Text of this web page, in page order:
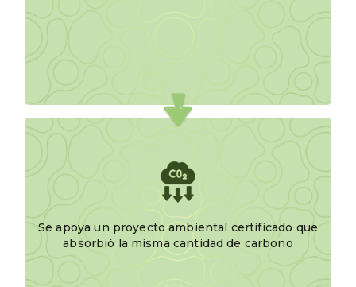
Se apoya un proyecto ambiental certificado que
absorbió la misma cantidad de carbono